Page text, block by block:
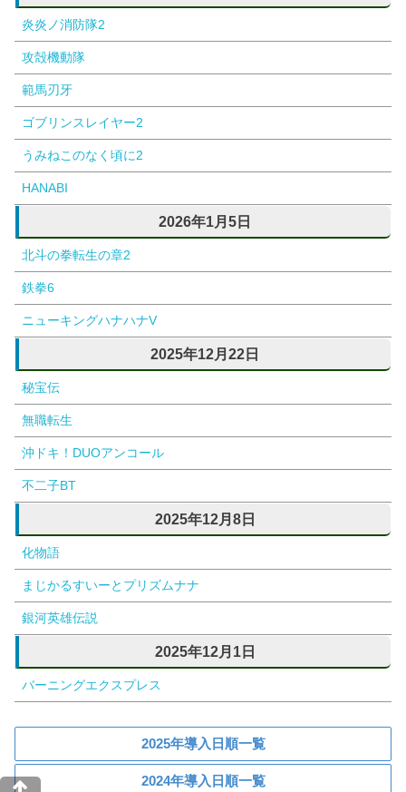
炎炎ノ消防隊2
攻殻機動隊
範馬刃牙
ゴブリンスレイヤー2
うみねこのなく頃に2
HANABI
2026年1月5日
北斗の拳転生の章2
鉄拳6
ニューキングハナハナV
2025年12月22日
秘宝伝
無職転生
沖ドキ！DUOアンコール
不二子BT
2025年12月8日
化物語
まじかるすいーとプリズムナナ
銀河英雄伝説
2025年12月1日
バーニングエクスプレス
2025年導入日順一覧
2024年導入日順一覧